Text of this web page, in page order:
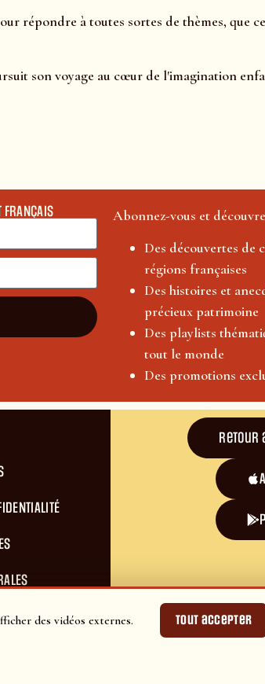
des vidéos externes.
Tout accepter
répondre à toutes sortes de thèmes, que
son voyage au cœur de l'imagination
FRANÇAIS
Abonnez-vous et
Des découvertes de
régions françaises
Des histoires et
précieux patrimoine
Des playlists
tout le monde
Des promotions
DE VENTES
Retour